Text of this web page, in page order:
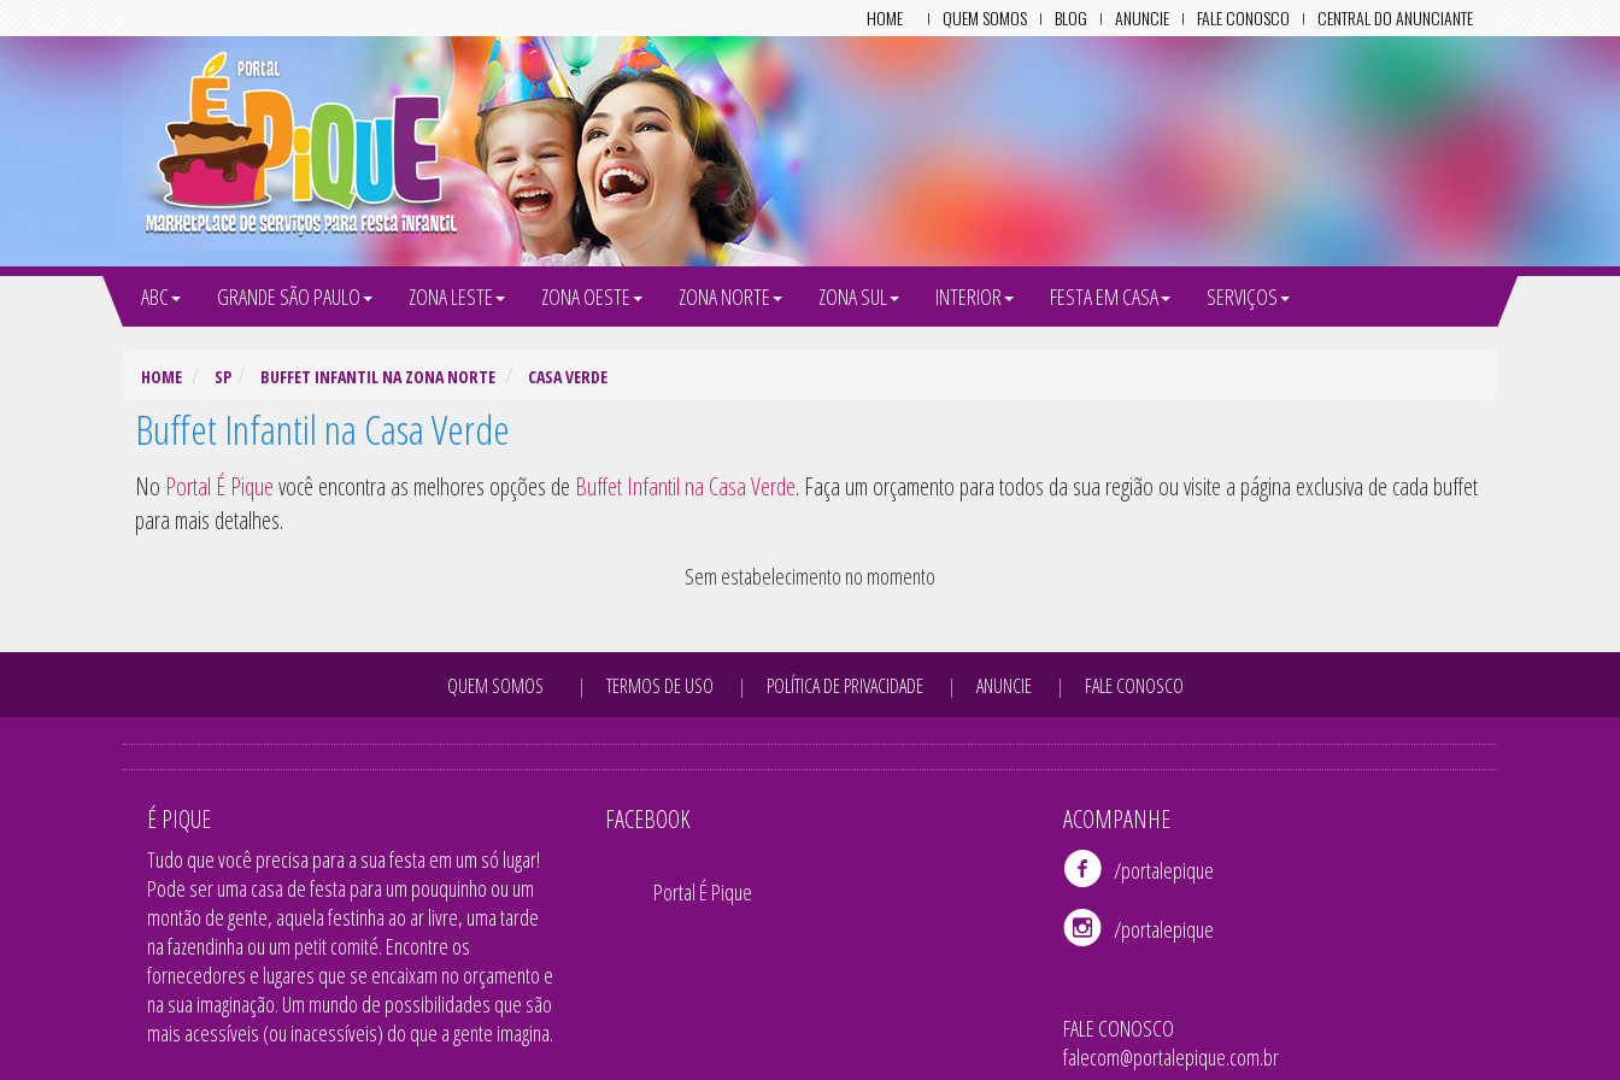
HOME QUEM SOMOS BLOG ANUNCIE FALE CONOSCO CENTRAL DO ANUNCIANTE
ABC GRANDE SÃO PAULO ZONA LESTE ZONA OESTE ZONA NORTE ZONA SUL INTERIOR FESTA EM CASA SERVIÇOS
HOME SP BUFFET INFANTIL NA ZONA NORTE CASA VERDE
Buffet Infantil na Casa Verde
No Portal É Piquevocê encontra as melhores opções de Buffet Infantil na Casa Verde. Faça um orçamento para todos da sua região ou visite a página exclusiva de cada buffet
para mais detalhes.
Sem estabelecimento no momento
QUEM SOMOS TERMOS DE USO POLÍTICA DE PRIVACIDADE ANUNCIE FALE CONOSCO
É PIQUE
Tudo que você precisa para a sua festa em um só lugar!
Pode ser uma casa de festa para um pouquinho ou um
montão de gente, aquela festinha ao ar livre, uma tarde
na fazendinha ou um petit comité. Encontre os
fornecedores e lugares que se encaixam no orçamento e
na sua imaginação. Um mundo de possibilidades que são
mais acessíveis (ou inacessíveis) do que a gente imagina.
FACEBOOK
Portal É Pique
ACOMPANHE
/portalepique
/portalepique
FALE CONOSCO
falecom@portalepique.com.br